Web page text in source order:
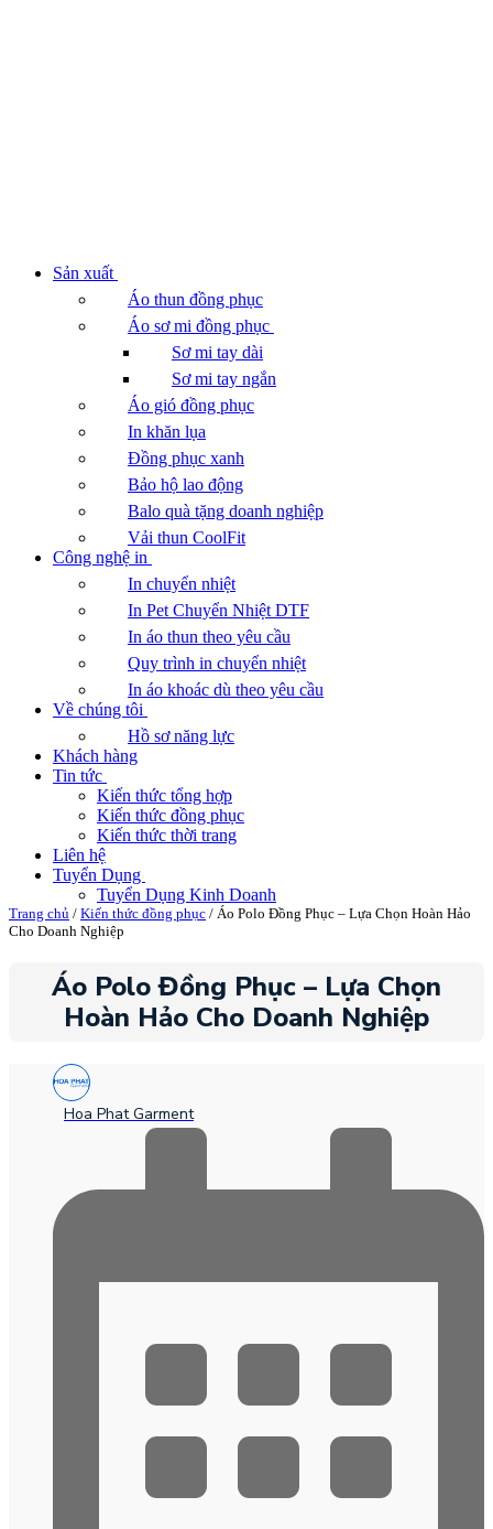
Sản xuất
Áo thun đồng phục
Áo sơ mi đồng phục
Sơ mi tay dài
Sơ mi tay ngắn
Áo gió đồng phục
In khăn lụa
Đồng phục xanh
Bảo hộ lao động
Balo quà tặng doanh nghiệp
Vải thun CoolFit
Công nghệ in
In chuyển nhiệt
In Pet Chuyển Nhiệt DTF
In áo thun theo yêu cầu
Quy trình in chuyển nhiệt
In áo khoác dù theo yêu cầu
Về chúng tôi
Hồ sơ năng lực
Khách hàng
Tin tức
Kiến thức tổng hợp
Kiến thức đồng phục
Kiến thức thời trang
Liên hệ
Tuyển Dụng
Tuyển Dụng Kinh Doanh
Trang chủ / Kiến thức đồng phục / Áo Polo Đồng Phục – Lựa Chọn Hoàn Hảo
Cho Doanh Nghiệp
Áo Polo Đồng Phục – Lựa Chọn
Hoàn Hảo Cho Doanh Nghiệp
Hoa Phat Garment